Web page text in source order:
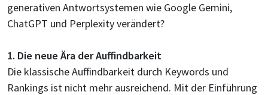
generativen Antwortsystemen wie Google Gemini,
ChatGPT und Perplexity verändert?
1. Die neue Ära der Auffindbarkeit
Die klassische Auffindbarkeit durch Keywords und
Rankings ist nicht mehr ausreichend. Mit der Einführung